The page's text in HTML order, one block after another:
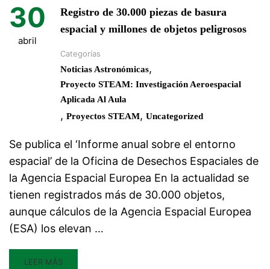
30
abril
Registro de 30.000 piezas de basura
espacial y millones de objetos peligrosos
Categorías
Noticias Astronómicas,
Proyecto STEAM: Investigación Aeroespacial
Aplicada Al Aula
, Proyectos STEAM, Uncategorized
Se publica el ‘Informe anual sobre el entorno
espacial’ de la Oficina de Desechos Espaciales de
la Agencia Espacial Europea En la actualidad se
tienen registrados más de 30.000 objetos,
aunque cálculos de la Agencia Espacial Europea
(ESA) los elevan …
LEER MÁS